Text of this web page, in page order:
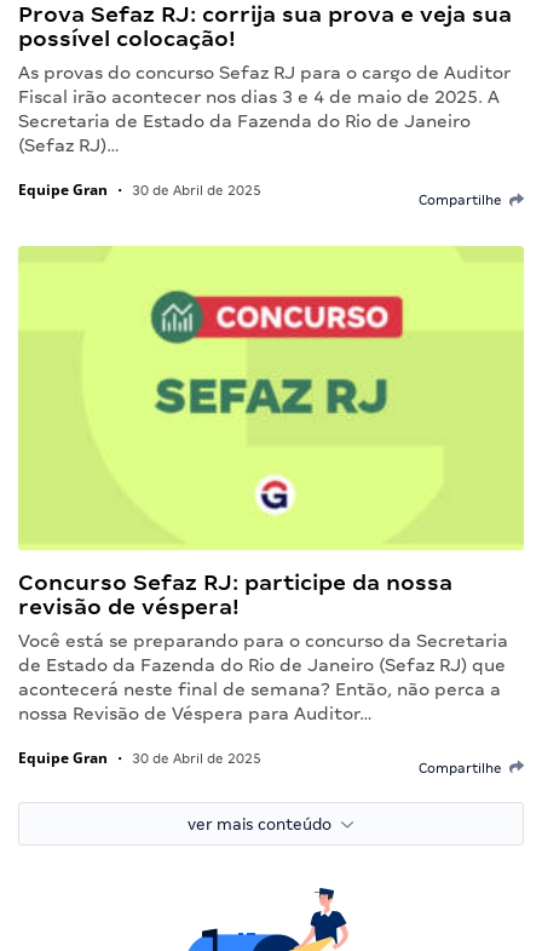
Prova Sefaz RJ: corrija sua prova e veja sua
possível colocação!
As provas do concurso Sefaz RJ para o cargo de Auditor
Fiscal irão acontecer nos dias 3 e 4 de maio de 2025. A
Secretaria de Estado da Fazenda do Rio de Janeiro
(Sefaz RJ)…
Equipe Gran • 30 de Abril de 2025
Compartilhe
Concurso Sefaz RJ: participe da nossa
revisão de véspera!
Você está se preparando para o concurso da Secretaria
de Estado da Fazenda do Rio de Janeiro (Sefaz RJ) que
acontecerá neste final de semana? Então, não perca a
nossa Revisão de Véspera para Auditor…
Equipe Gran • 30 de Abril de 2025
Compartilhe
ver mais conteúdo